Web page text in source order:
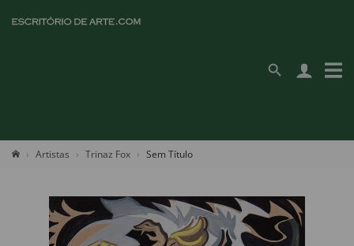
Artistas Trinaz Fox Sem Título